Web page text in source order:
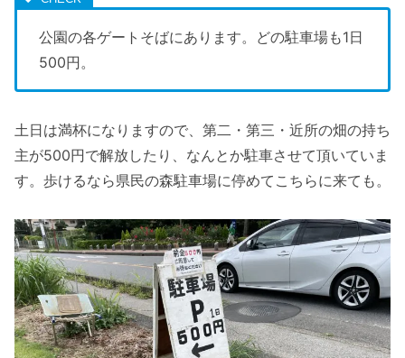
公園の各ゲートそばにあります。どの駐車場も1日
500円。
土日は満杯になりますので、第二・第三・近所の畑の持ち
主が500円で解放したり、なんとか駐車させて頂いていま
す。歩けるなら県民の森駐車場に停めてこちらに来ても。